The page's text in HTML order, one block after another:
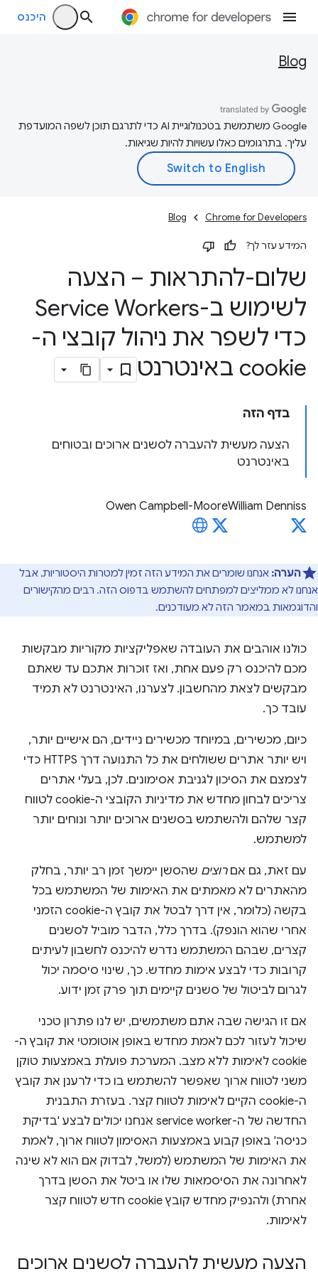
היכנס
Blog
‫Google משתמשת בטכנולוגיית AI כדי לתרגם תוכן לשפה המועדפת
עליך. בתרגומים כאלו עשויות להיות שגיאות.
Chrome for Developers
Blog
המידע עזר לך?
שלום-להתראות – הצעה
לשימוש ב-Service Workers
כדי לשפר את ניהול קובצי ה-
cookie באינטרנט
בדף הזה
הצעה מעשית להעברה לסשנים ארוכים ובטוחים
באינטרנט
William Denniss
Owen Campbell-Moore
הערה: אנחנו שומרים את המידע הזה זמין למטרות היסטוריות, אבל
אנחנו לא ממליצים למפתחים להשתמש בדפוס הזה. רבים מהקישורים
והדוגמאות במאמר הזה לא מעודכנים.
כולנו אוהבים את העובדה שאפליקציות מקוריות מבקשות
מכם להיכנס רק פעם אחת, ואז זוכרות אתכם עד שאתם
מבקשים לצאת מהחשבון. לצערנו, האינטרנט לא תמיד
עובד כך.
כיום, מכשירים, במיוחד מכשירים ניידים, הם אישיים יותר,
ויש יותר אתרים ששולחים את כל התנועה דרך HTTPS כדי
לצמצם את הסיכון לגניבת אסימונים. לכן, בעלי אתרים
צריכים לבחון מחדש את מדיניות הקובצי ה-cookie לטווח
קצר שלהם ולהשתמש בסשנים ארוכים יותר ונוחים יותר
למשתמש.
עם זאת, גם אםרוצים שהסשן יימשך זמן רב יותר, בחלק
מהאתרים לא מאמתים את האימות של המשתמש בכל
בקשה (כלומר, אין דרך לבטל את קובץ ה-cookie הזמני
אחרי שהוא הונפק). בדרך כלל, הדבר מוביל לסשנים
קצרים, שבהם המשתמש נדרש להיכנס לחשבון לעיתים
קרובות כדי לבצע אימות מחדש. כך, שינוי סיסמה יכול
לגרום לביטול של סשנים קיימים תוך פרק זמן ידוע.
אם זו הגישה שבה אתם משתמשים, יש לנו פתרון טכני
שיכול לעזור לכם לאמת מחדש באופן אוטומטי את קובץ ה-
cookie לאימות ללא מצב. המערכת פועלת באמצעות טוקן
משני לטווח ארוך שאפשר להשתמש בו כדי לרענן את קובץ
ה-cookie הקיים לאימות לטווח קצר. בעזרת התבנית
החדשה של ה-service worker אנחנו יכולים לבצע 'בדיקת
כניסה' באופן קבוע באמצעות האסימון לטווח ארוך, לאמת
את האימות של המשתמש (למשל, לבדוק אם הוא לא שינה
לאחרונה את הסיסמאות שלו או ביטל את הסשן בדרך
אחרת) ולהנפיק מחדש קובץ cookie חדש לטווח קצר
לאימות.
הצעה מעשית להעברה לסשנים ארוכים